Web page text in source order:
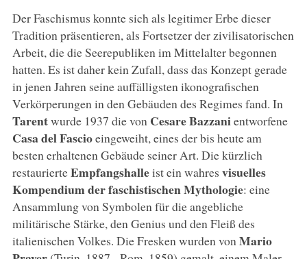
Der Faschismus konnte sich als legitimer Erbe dieser
Tradition präsentieren, als Fortsetzer der zivilisatorischen
Arbeit, die die Seerepubliken im Mittelalter begonnen
hatten. Es ist daher kein Zufall, dass das Konzept gerade
in jenen Jahren seine auffälligsten ikonografischen
Verkörperungen in den Gebäuden des Regimes fand. In
Tarentwurde 1937 die von Cesare Bazzanientworfene
Casa del Fascioeingeweiht, eines der bis heute am
besten erhaltenen Gebäude seiner Art. Die kürzlich
restaurierteEmpfangshalleist ein wahres visuelles
Kompendium der faschistischen Mythologie: eine
Ansammlung von Symbolen für die angebliche
militärische Stärke, den Genius und den Fleiß des
italienischen Volkes. Die Fresken wurden vonMario